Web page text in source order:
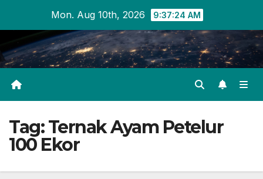
content
Mon. Aug 10th, 2026 9:37:24 AM
Tag:Ternak Ayam Petelur
100 Ekor